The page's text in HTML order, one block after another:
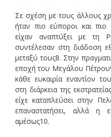
Σε σχέση με τους άλλους
ήταν πιο εύποροι και πιο
είχαν αναπτύξει με τη
συντέλεσαν στη διάδοση
μεταξύ τους8. Στην
εποχή του Μεγάλου
κάθε ευκαιρία εναντίον
στη διάρκεια της
είχε καταπλεύσει στην
επαναστατήσει, αλλά η
αμέσως10.